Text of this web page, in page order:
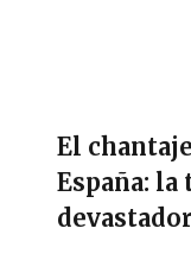
El
España: la